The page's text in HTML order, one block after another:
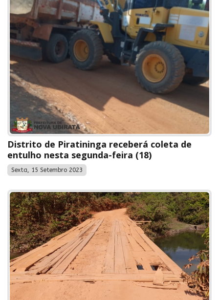
Distrito de Piratininga receberá coleta de
entulho nesta segunda-feira (18)
Sexta, 15 Setembro 2023